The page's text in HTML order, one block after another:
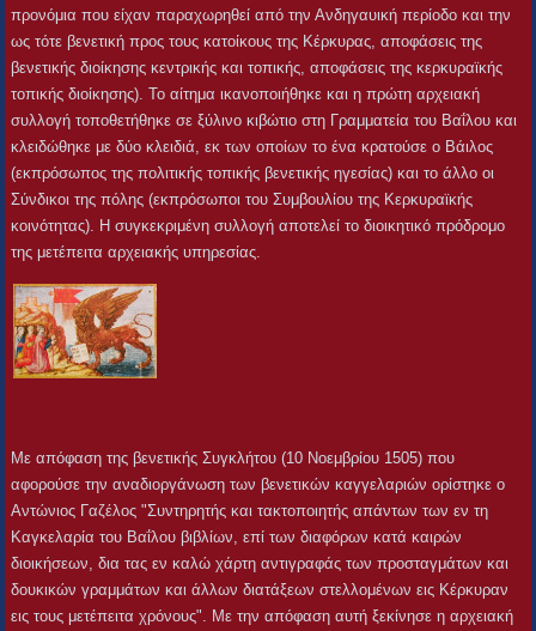
προνόμια που είχαν παραχωρηθεί από την Ανδηγαυική περίοδο και την
ως τότε βενετική προς τους κατοίκους της Κέρκυρας, αποφάσεις της
βενετικής διοίκησης κεντρικής και τοπικής, αποφάσεις της κερκυραϊκής
τοπικής διοίκησης). Το αίτημα ικανοποιήθηκε και η πρώτη αρχειακή
συλλογή τοποθετήθηκε σε ξύλινο κιβώτιο στη Γραμματεία του Βαΐλου και
κλειδώθηκε με δύο κλειδιά, εκ των οποίων το ένα κρατούσε ο Βάιλος
(εκπρόσωπος της πολιτικής τοπικής βενετικής ηγεσίας) και το άλλο οι
Σύνδικοι της πόλης (εκπρόσωποι του Συμβουλίου της Κερκυραϊκής
κοινότητας). Η συγκεκριμένη συλλογή αποτελεί το διοικητικό πρόδρομο
της μετέπειτα αρχειακής υπηρεσίας.
Με απόφαση της βενετικής Συγκλήτου (10 Νοεμβρίου 1505) που
αφορούσε την αναδιοργάνωση των βενετικών καγγελαριών ορίστηκε ο
Αντώνιος Γαζέλος "Συντηρητής και τακτοποιητής απάντων των εν τη
Καγκελαρία του Βαΐλου βιβλίων, επί των διαφόρων κατά καιρών
διοικήσεων, δια τας εν καλώ χάρτη αντιγραφάς των προσταγμάτων και
δουκικών γραμμάτων και άλλων διατάξεων στελλομένων εις Κέρκυραν
εις τους μετέπειτα χρόνους". Με την απόφαση αυτή ξεκίνησε η αρχειακή